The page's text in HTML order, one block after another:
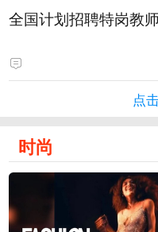
全国计划招聘特岗教
点
时尚